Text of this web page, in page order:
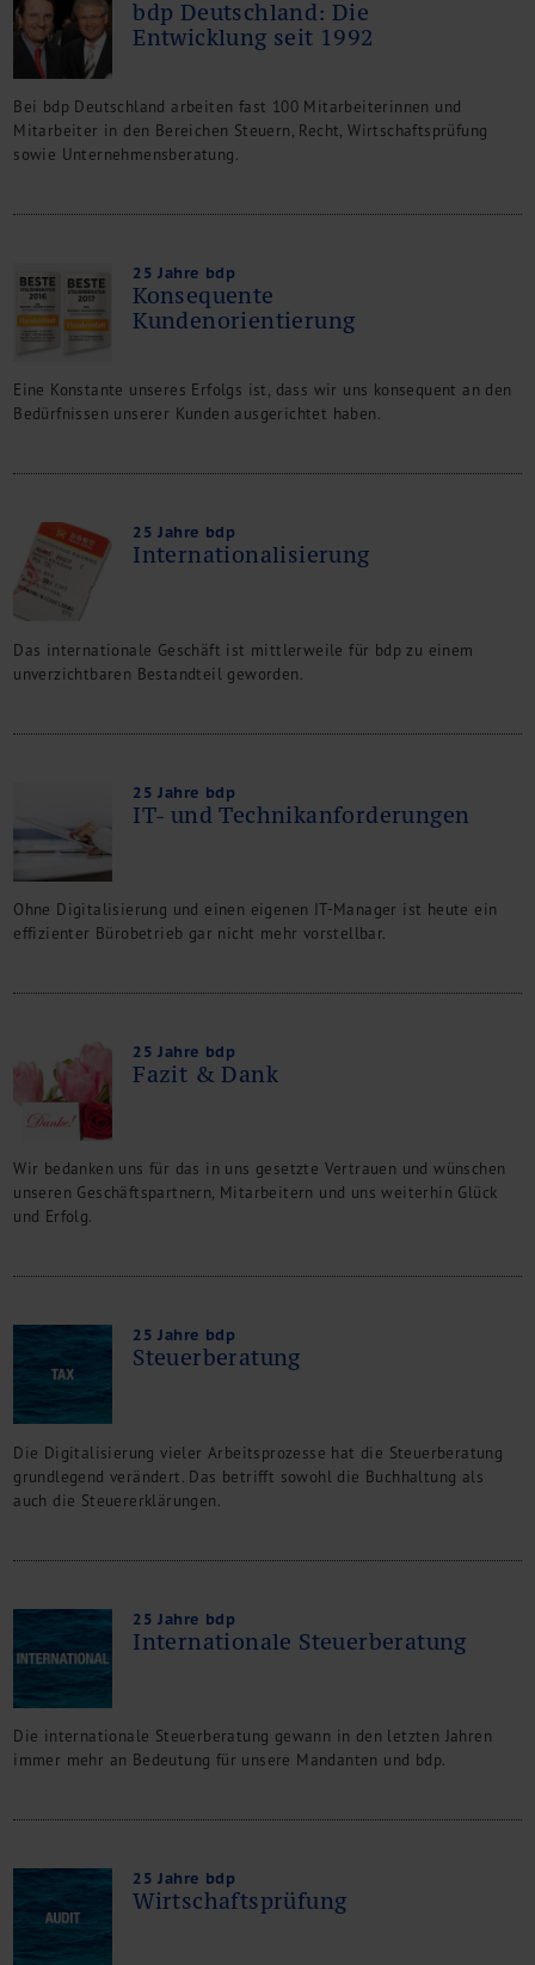
bdp Deutschland: Die
Entwicklung seit 1992
Bei bdp Deutschland arbeiten fast 100 Mitarbeiterinnen und
Mitarbeiter in den Bereichen Steuern, Recht, Wirtschaftsprüfung
sowie Unternehmensberatung.
25 Jahre bdp
Konsequente
Kundenorientierung
Eine Konstante unseres Erfolgs ist, dass wir uns konsequent an den
Bedürfnissen unserer Kunden ausgerichtet haben.
25 Jahre bdp
Internationalisierung
Das internationale Geschäft ist mittlerweile für bdp zu einem
unverzichtbaren Bestandteil geworden.
25 Jahre bdp
IT- und Technikanforderungen
Ohne Digitalisierung und einen eigenen IT-Manager ist heute ein
effizienter Bürobetrieb gar nicht mehr vorstellbar.
25 Jahre bdp
Fazit & Dank
Wir bedanken uns für das in uns gesetzte Vertrauen und wünschen
unseren Geschäftspartnern, Mitarbeitern und uns weiterhin Glück
und Erfolg.
25 Jahre bdp
Steuerberatung
Die Digitalisierung vieler Arbeitsprozesse hat die Steuerberatung
grundlegend verändert. Das betrifft sowohl die Buchhaltung als
auch die Steuererklärungen.
25 Jahre bdp
Internationale Steuerberatung
Die internationale Steuerberatung gewann in den letzten Jahren
immer mehr an Bedeutung für unsere Mandanten und bdp.
25 Jahre bdp
Wirtschaftsprüfung